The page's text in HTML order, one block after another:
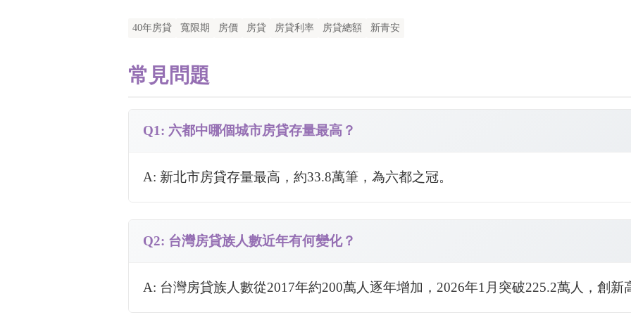
40年房貸 寬限期 房價 房貸 房貸利率 房貸總額 新青安
常見問題
Q1: 六都中哪個城市房貸存量最高？
A: 新北市房貸存量最高，約33.8萬筆，為六都之冠。
Q2: 台灣房貸族人數近年有何變化？
A: 台灣房貸族人數從2017年約200萬人逐年增加，2026年1月突破225.2萬人，創新